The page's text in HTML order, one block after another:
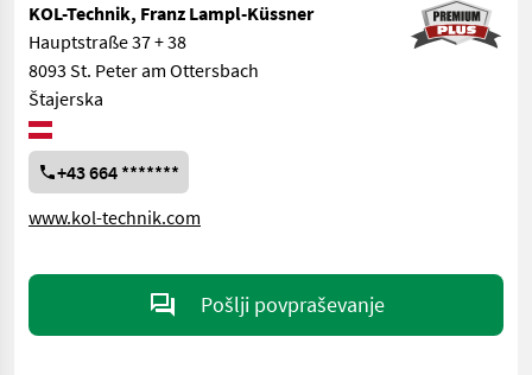
KOL-Technik, Franz Lampl-Küssner
Hauptstraße 37 + 38
8093 St. Peter am Ottersbach
Štajerska
+43 664 *******
www.kol-technik.com
Pošlji povpraševanje